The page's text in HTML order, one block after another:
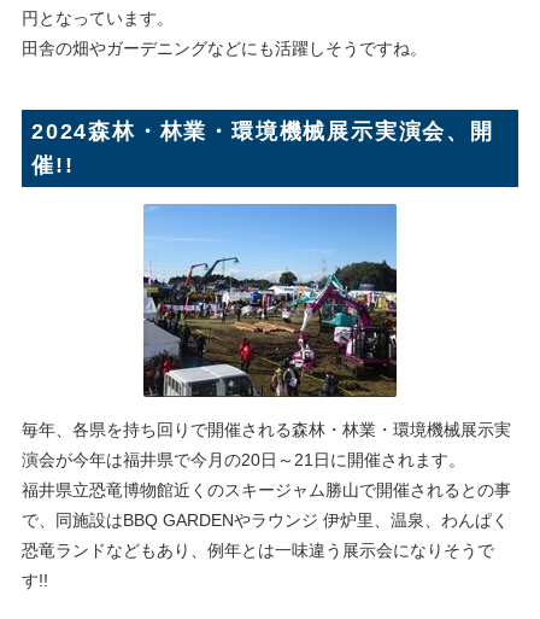
円となっています。
田舎の畑やガーデニングなどにも活躍しそうですね。
2024森林・林業・環境機械展示実演会、開
催!!
毎年、各県を持ち回りで開催される森林・林業・環境機械展示実
演会が今年は福井県で今月の20日～21日に開催されます。
福井県立恐竜博物館近くのスキージャム勝山で開催されるとの事
で、同施設はBBQ GARDENやラウンジ 伊炉里、温泉、わんぱく
恐竜ランドなどもあり、例年とは一味違う展示会になりそうで
す!!